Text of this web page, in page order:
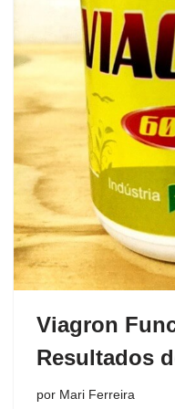
Viagron
Resultados
por Mari Ferreira